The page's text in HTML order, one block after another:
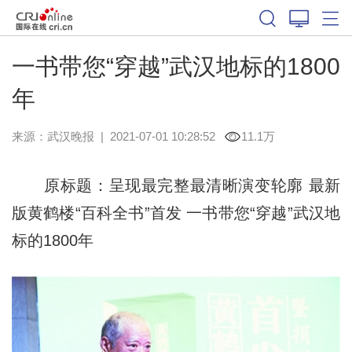
一书带您“穿越”武汉地标的1800
年
来源： 武汉晚报 | 2021-07-01 10:28:52 11.1万
原标题：呈现最完整最清晰演变轮廓 最新
版黄鹤楼“百科全书”首发 一书带您“穿越”武汉地
标的1800年